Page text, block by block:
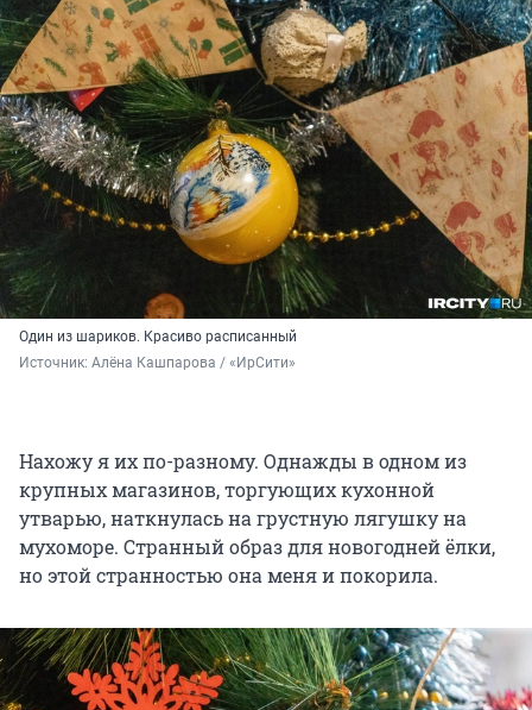
Один из шариков. Красиво расписанный
Источник: Алёна Кашпарова / «ИрСити»
Нахожу я их по-разному. Однажды в одном из
крупных магазинов, торгующих кухонной
утварью, наткнулась на грустную лягушку на
мухоморе. Странный образ для новогодней ёлки,
но этой странностью она меня и покорила.